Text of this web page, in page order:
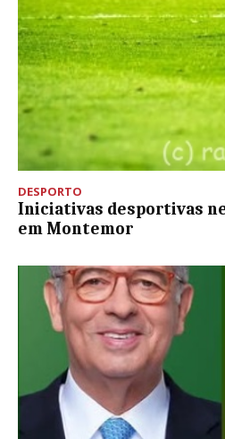
DESPORTO
Iniciativas desportivas
em Montemor